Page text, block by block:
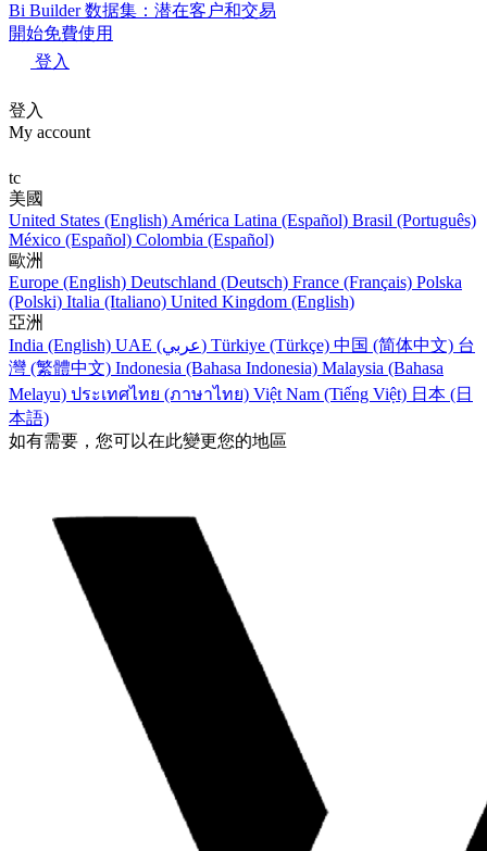
Bi Builder 数据集：潜在客户和交易
開始免費使用
登入
登入
My account
tc
美國
United States (English) América Latina (Español) Brasil (Português)
México (Español) Colombia (Español)
歐洲
Europe (English) Deutschland (Deutsch) France (Français) Polska
(Polski) Italia (Italiano) United Kingdom (English)
亞洲
India (English)
UAE (عربي) Türkiye (Türkçe) 中国 (简体中文) 台
灣 (繁體中文) Indonesia (Bahasa Indonesia) Malaysia (Bahasa
Melayu) ประเทศไทย (ภาษาไทย) Việt Nam (Tiếng Việt) 日本 (日
本語)
如有需要，您可以在此變更您的地區